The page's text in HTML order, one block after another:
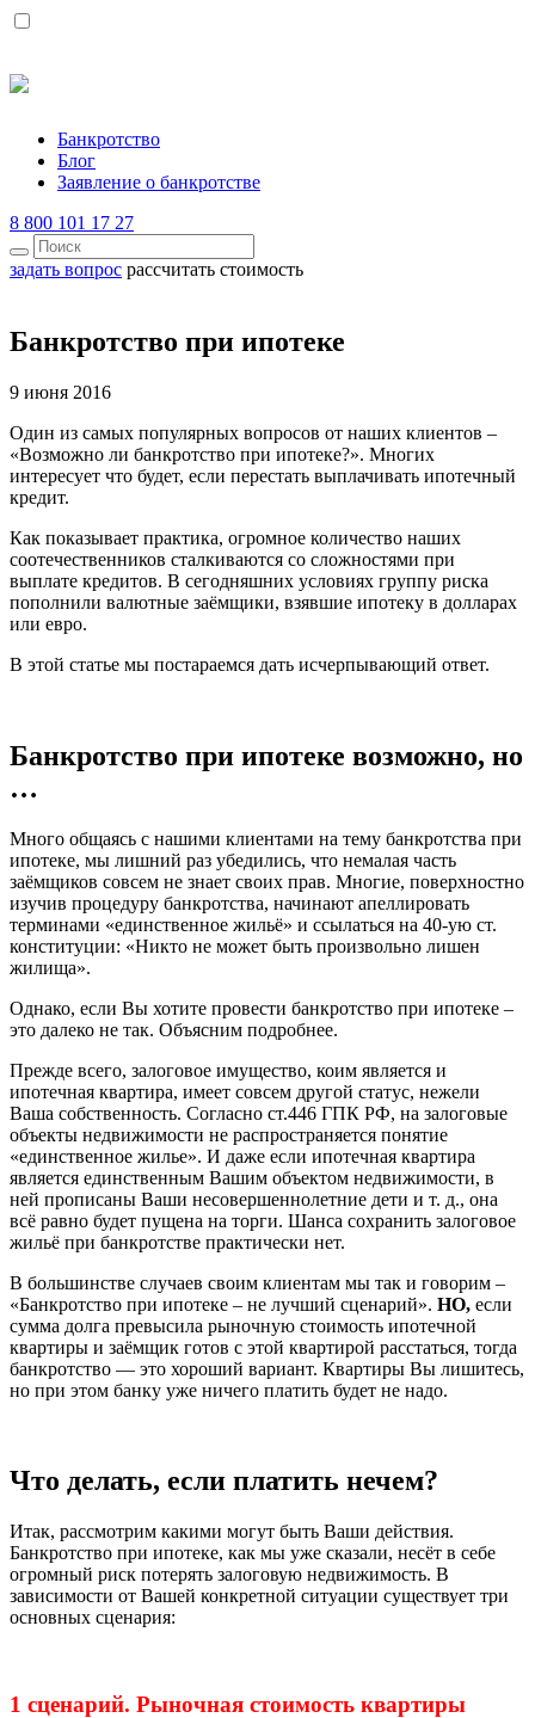
Банкротство
Блог
Заявление о банкротстве
8 800 101 17 27
задать вопрос рассчитать стоимость
Банкротство при ипотеке
9 июня 2016
Один из самых популярных вопросов от наших клиентов –
«Возможно ли банкротство при ипотеке?». Многих
интересует что будет, если перестать выплачивать ипотечный
кредит.
Как показывает практика, огромное количество наших
соотечественников сталкиваются со сложностями при
выплате кредитов. В сегодняшних условиях группу риска
пополнили валютные заёмщики, взявшие ипотеку в долларах
или евро.
В этой статье мы постараемся дать исчерпывающий ответ.
Банкротство при ипотеке возможно, но
…
Много общаясь с нашими клиентами на тему банкротства при
ипотеке, мы лишний раз убедились, что немалая часть
заёмщиков совсем не знает своих прав. Многие, поверхностно
изучив процедуру банкротства, начинают апеллировать
терминами «единственное жильё» и ссылаться на 40-ую ст.
конституции: «Никто не может быть произвольно лишен
жилища».
Однако, если Вы хотите провести банкротство при ипотеке –
это далеко не так. Объясним подробнее.
Прежде всего, залоговое имущество, коим является и
ипотечная квартира, имеет совсем другой статус, нежели
Ваша собственность. Согласно ст.446 ГПК РФ, на залоговые
объекты недвижимости не распространяется понятие
«единственное жилье». И даже если ипотечная квартира
является единственным Вашим объектом недвижимости, в
ней прописаны Ваши несовершеннолетние дети и т. д., она
всё равно будет пущена на торги. Шанса сохранить залоговое
жильё при банкротстве практически нет.
В большинстве случаев своим клиентам мы так и говорим –
«Банкротство при ипотеке – не лучший сценарий». НО, если
сумма долга превысила рыночную стоимость ипотечной
квартиры и заёмщик готов с этой квартирой расстаться, тогда
банкротство — это хороший вариант. Квартиры Вы лишитесь,
но при этом банку уже ничего платить будет не надо.
Что делать, если платить нечем?
Итак, рассмотрим какими могут быть Ваши действия.
Банкротство при ипотеке, как мы уже сказали, несёт в себе
огромный риск потерять залоговую недвижимость. В
зависимости от Вашей конкретной ситуации существует три
основных сценария:
1 сценарий. Рыночная стоимость квартиры